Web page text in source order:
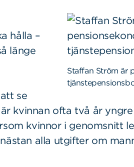
Staffan Ström är
hålla –
länge
se
kvinnan ofta två år
kvinnor i genomsnitt
alla utgifter om